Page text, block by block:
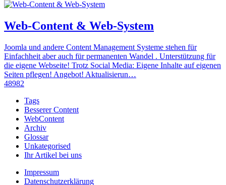
Web-Content & Web-System
Joomla und andere Content Management Systeme stehen für
Einfachheit aber auch für permanenten Wandel . Unterstützung für
die eigene Webseite! Trotz Social Media: Eigene Inhalte auf eigenen
Seiten pflegen! Angebot! Aktualisierun…
48982
Tags
Besserer Content
WebContent
Archiv
Glossar
Unkategorised
Ihr Artikel bei uns
Impressum
Datenschutzerklärung